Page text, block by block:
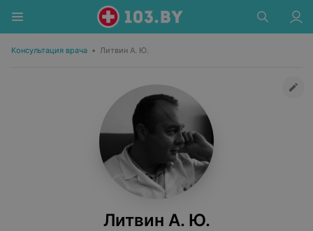
Консультация врача • Литвин А. Ю.
Литвин А. Ю.